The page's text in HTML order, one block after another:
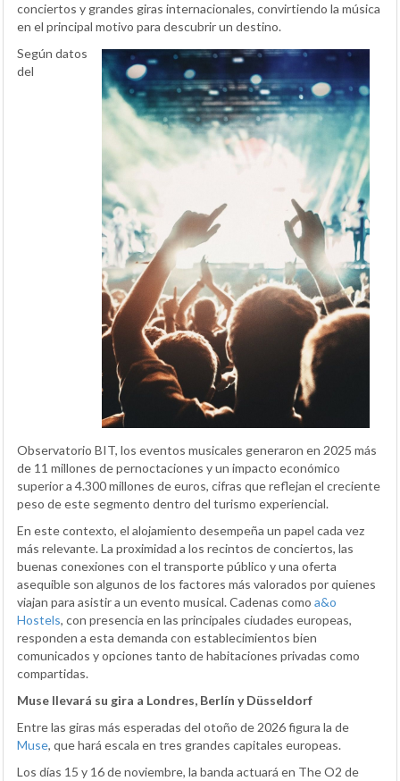
conciertos y grandes giras internacionales, convirtiendo la música
en el principal motivo para descubrir un destino.
Según datos
del
Observatorio BIT, los eventos musicales generaron en 2025 más
de 11 millones de pernoctaciones y un impacto económico
superior a 4.300 millones de euros, cifras que reflejan el creciente
peso de este segmento dentro del turismo experiencial.
En este contexto, el alojamiento desempeña un papel cada vez
más relevante. La proximidad a los recintos de conciertos, las
buenas conexiones con el transporte público y una oferta
asequible son algunos de los factores más valorados por quienes
viajan para asistir a un evento musical. Cadenas como a&o
Hostels, con presencia en las principales ciudades europeas,
responden a esta demanda con establecimientos bien
comunicados y opciones tanto de habitaciones privadas como
compartidas.
Muse llevará su gira a Londres, Berlín y Düsseldorf
Entre las giras más esperadas del otoño de 2026 figura la de
Muse, que hará escala en tres grandes capitales europeas.
Los días 15 y 16 de noviembre, la banda actuará en The O2 de